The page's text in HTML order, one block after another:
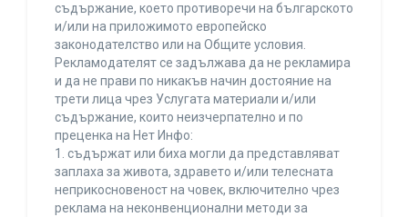
съдържание, което противоречи на българското
и/или на приложимото европейско
законодателство или на Общите условия.
Рекламодателят се задължава да не рекламира
и да не прави по никакъв начин достояние на
трети лица чрез Услугата материали и/или
съдържание, които неизчерпателно и по
преценка на Нет Инфо:
1. съдържат или биха могли да представляват
заплаха за живота, здравето и/или телесната
неприкосновеност на човек, включително чрез
реклама на неконвенционални методи за